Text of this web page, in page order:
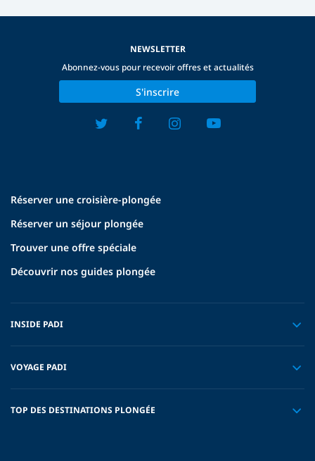
Réserver une croisière-plongée
Réserver un séjour plongée
Trouver une offre spéciale
Découvrir nos guides plongée
INSIDE PADI
VOYAGE PADI
TOP DES DESTINATIONS PLONGÉE
NEWSLETTER
Abonnez-vous pour recevoir offres et actualités
S'inscrire